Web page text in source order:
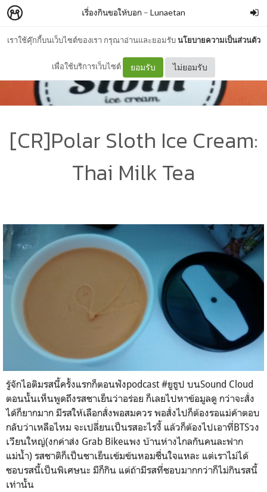
เราใช้คุ๊กกี้บนเว็บไซต์ของเรา กรุณาอ่านและยอมรับนโยบายความเป็นส่วนตัว
เพื่อใช้บริการเว็บไซต์ ยอมรับ ไม่ยอมรับ
เรื่องกินขอให้บอก – Lunaetan
[CR]Polar Sloth Ice Cream:
Thai Milk Tea
รู้จักไอติมรสนี้ครั้งแรกก็ตอนฟังpodcast #ยูธูป บนSound Cloud
ตอนนั้นเห็นพูดถึงรสชาเย็นว่าอร่อย ก็เลยไปหาข้อมูลดู กว่าจะสั่ง
ได้ก็ยากมาก มีรสให้เลือกสั่งพอสมควร พอสั่งไปก็ต้องรอแม่ค้าตอบ
กลับว่าเหลือไหม จะเปลี่ยนเป็นรสอะไรงี้ แล้วก็ต้องไปเอาที่BTSวง
เวียนใหญ่(งกค่าส่ง Grab Bikeแพง บ้านห่างไกลกันคนละฟาก
แม่น้ำ) รสชาติก็เป็นชาเย็นเข้มข้นหอมชื่นใจแหละ แต่เราไม่ได้
ชอบรสนี้เป็นพิเศษนะ มีก็กิน แต่ถ้ามีรสที่ชอบมากกว่าก็ไม่กินรสนี้
เท่านั้น